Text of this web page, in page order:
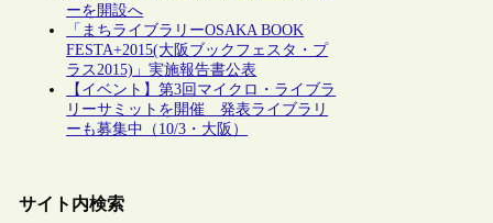
ーを開設へ
「まちライブラリーOSAKA BOOK
FESTA+2015(大阪ブックフェスタ・プ
ラス2015)」実施報告書公表
【イベント】第3回マイクロ・ライブラ
リーサミットを開催 発表ライブラリ
ーも募集中（10/3・大阪）
サイト内検索